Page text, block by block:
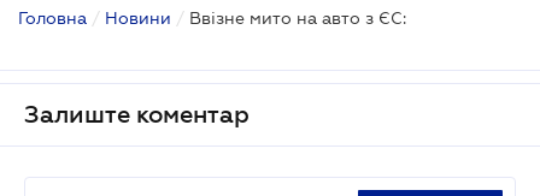
Головна / Новини / Ввізне мито на авто з ЄС:
Залиште коментар